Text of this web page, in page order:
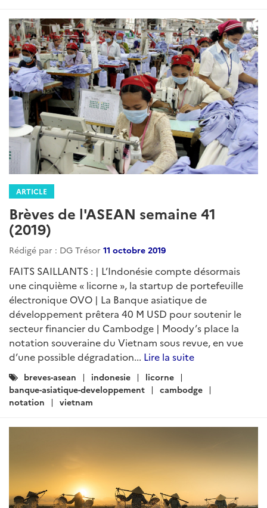
ARTICLE
Brèves de l'ASEAN semaine 41
(2019)
Rédigé par : DG Trésor 11 octobre 2019
FAITS SAILLANTS : | L’Indonésie compte désormais
une cinquième « licorne », la startup de portefeuille
électronique OVO | La Banque asiatique de
développement prêtera 40 M USD pour soutenir le
secteur financier du Cambodge | Moody’s place la
notation souveraine du Vietnam sous revue, en vue
d’une possible dégradation... Lire la suite
Catégories
:
breves-asean indonesie
licorne
banque-asiatique-developpement
cambodge
notation
vietnam